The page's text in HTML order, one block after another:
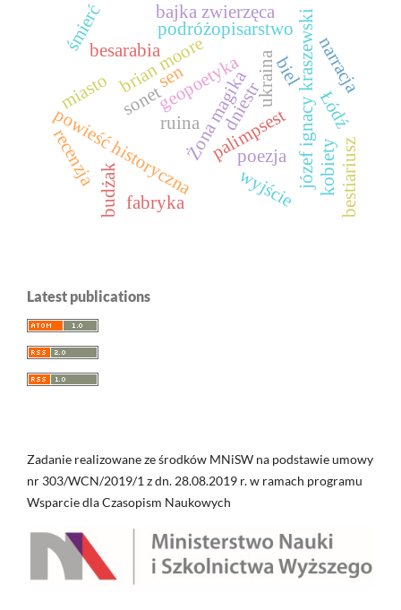
brian moore
powieść historycznaŻona magika
podróżopisarstwo
geopoetyka
ruina palimpsest
besarabia
budżak
dniestrukraina józef ignacy kraszewski
poezja
bajka zwierzęca
sonet Łódź
miasto
fabryka
recenzja
biel
śmierć
wyjście
sen
kobiety
narracja
bestiariusz
Latest publications
Zadanie realizowane ze środków MNiSW na podstawie umowy
nr 303/WCN/2019/1 z dn. 28.08.2019 r. w ramach programu
Wsparcie dla Czasopism Naukowych